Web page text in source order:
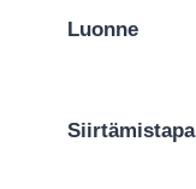
Luonne
Siirtämistapa